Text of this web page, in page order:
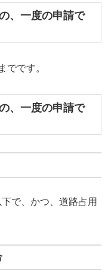
、一度の申請で
です。
、一度の申請で
で、かつ、道路占用